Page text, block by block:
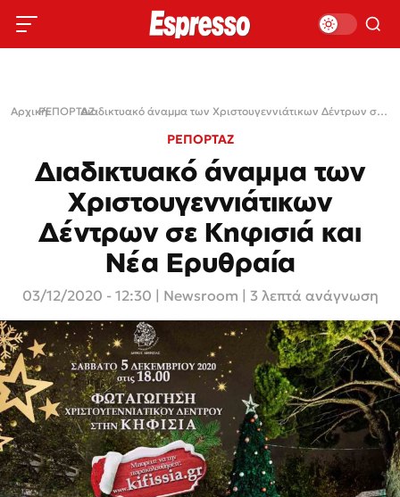
Αρχική›
ΡΕΠΟΡΤΑΖ› Διαδικτυακό άναμμα των Χριστουγεννιάτικων Δέντρων σε Κηφισιά και Νέα Ερυθραία
ΡΕΠΟΡΤΑΖ
Διαδικτυακό άναμμα των
Χριστουγεννιάτικων
Δέντρων σε Κηφισιά και
Νέα Ερυθραία
03/12/2020 - 12:30 Newsroom | 3 λεπτά ανάγνωση